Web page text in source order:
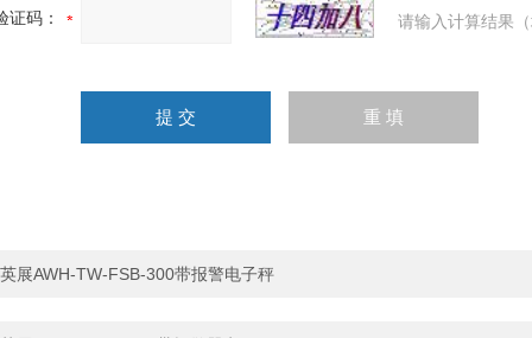
证码： 请输入计算结果
英展AWH-TW-FSB-300带报警电子秤